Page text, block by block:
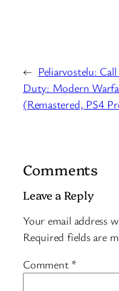
← Peliarvostelu:
Duty: Modern
(Remastered, PS4
Comments
Leave a Reply
Your email address
Required fields are
Comment *